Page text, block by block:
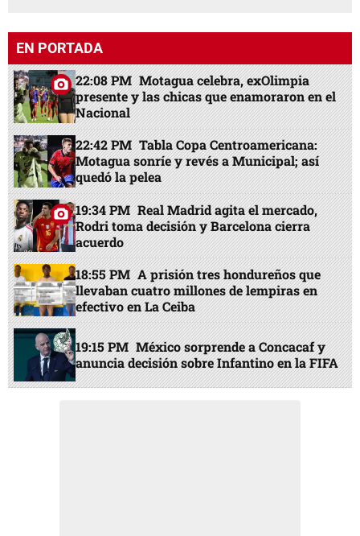
EN PORTADA
22:08 PM Motagua celebra, exOlimpia
presente y las chicas que enamoraron en el
Nacional
22:42 PM Tabla Copa Centroamericana:
Motagua sonríe y revés a Municipal; así
quedó la pelea
19:34 PM Real Madrid agita el mercado,
Rodri toma decisión y Barcelona cierra
acuerdo
18:55 PM A prisión tres hondureños que
llevaban cuatro millones de lempiras en
efectivo en La Ceiba
19:15 PM México sorprende a Concacaf y
anuncia decisión sobre Infantino en la FIFA